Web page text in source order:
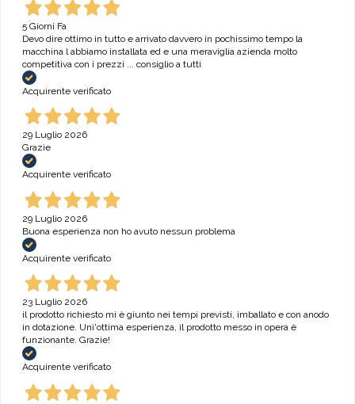
5 Giorni Fa
Devo dire ottimo in tutto e arrivato davvero in pochissimo tempo la
macchina l abbiamo installata ed e una meraviglia azienda molto
competitiva con i prezzi ... consiglio a tutti
Acquirente verificato
29 Luglio 2026
Grazie
Acquirente verificato
29 Luglio 2026
Buona esperienza non ho avuto nessun problema
Acquirente verificato
23 Luglio 2026
il prodotto richiesto mi è giunto nei tempi previsti, imballato e con anodo
in dotazione. Unì'ottima esperienza, il prodotto messo in opera è
funzionante. Grazie!
Acquirente verificato